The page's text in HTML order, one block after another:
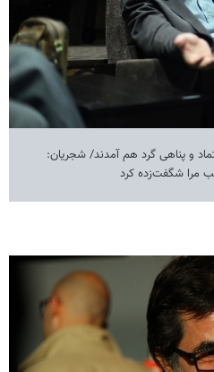
و پناهی گرد هم آمدند/ شجریان:
مرا شگفت‌زده کرد